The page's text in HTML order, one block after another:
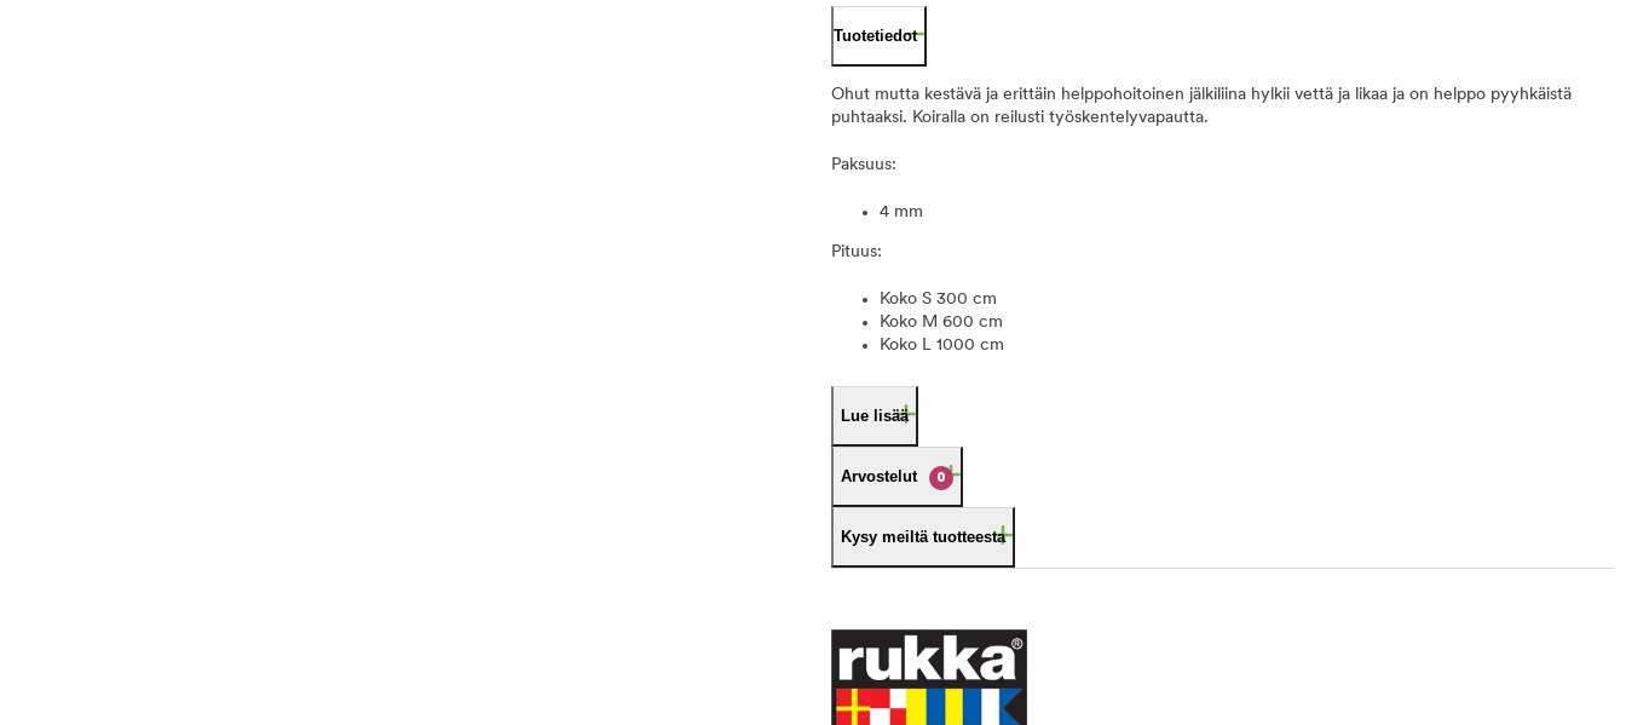
Tuotetiedot
Ohut mutta kestävä ja erittäin helppohoitoinen jälkiliina hylkii vettä ja likaa ja on helppo pyyhkäistä
puhtaaksi. Koiralla on reilusti työskentelyvapautta.
Paksuus:
4 mm
Pituus:
Koko S 300 cm
Koko M 600 cm
Koko L 1000 cm
Lue lisää
Arvostelut 0
Kysy meiltä tuotteesta